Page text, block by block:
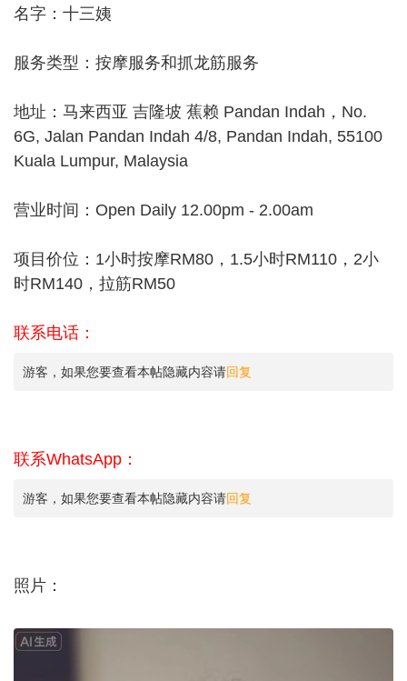
名字：十三姨
服务类型：按摩服务和抓龙筋服务
地址：马来西亚 吉隆坡 蕉赖 Pandan Indah，No.
6G, Jalan Pandan Indah 4/8, Pandan Indah, 55100
Kuala Lumpur, Malaysia
营业时间：Open Daily 12.00pm - 2.00am
项目价位：1小时按摩RM80，1.5小时RM110，2小
时RM140，拉筋RM50
联系电话：
游客，如果您要查看本帖隐藏内容请回复
联系WhatsApp：
游客，如果您要查看本帖隐藏内容请回复
照片：